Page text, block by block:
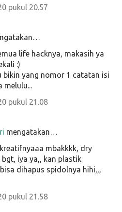
pukul 20.57
life hacknya, makasih ya
:)
bikin yang nomor 1 catatan isi
melulu...
pukul 21.08
mengatakan…
mbakkkk, dry
bgt, iya ya,, kan plastik
dihapus spidolnya hihi,,,
pukul 21.58